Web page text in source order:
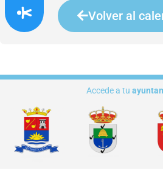
Volver al
Accede a tu